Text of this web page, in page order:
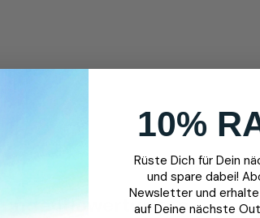
Kundenbewertungen
10%
Rüste Dich für Dein
und spare dabei!
Newsletter und
auf Deine nächste